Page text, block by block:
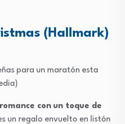
(Hallmark)
para un maratón esta
con un toque de
un regalo envuelto en listón